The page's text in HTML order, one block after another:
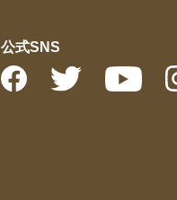
公式SNS